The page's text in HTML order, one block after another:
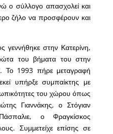
ο σύλλογο απασχολεί και
ζήλο να προσφέρουν και
στην Κατερίνη,
του βήματα του στην
Το 1993 πήρε μεταγραφή
υπήρξε συμπαίκτης με
του χώρου όπως
Γιαννάκης, ο Στόγιαν
ο Φραγκίσκος
Συμμετείχε επίσης σε